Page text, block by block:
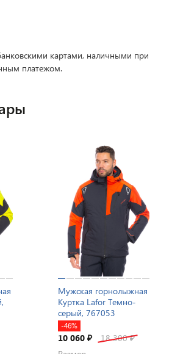
картами, наличными при
платежом.
Мужская горнолыжная
Куртка Lafor Темно-
серый, 767053
-46%
10 060 ₽ 18 300₽